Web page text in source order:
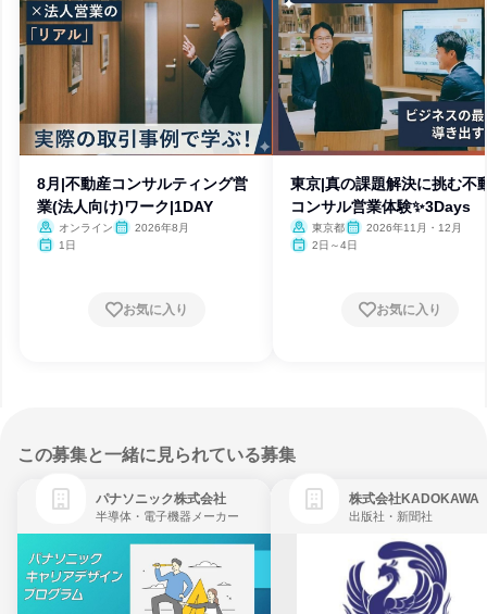
8月|不動産コンサルティング営
業(法人向け)ワーク|1DAY
オンライン
2026年8月
1日
お気に入り
東京|真の課題解決に挑む不
コンサル営業体験✨️3Days
東京都
2026年11月・12月
2日～4日
お気に入り
この募集と一緒に見られている募集
パナソニック株式会社
半導体・電子機器メーカー
株式会社KADOKAWA
出版社・新聞社